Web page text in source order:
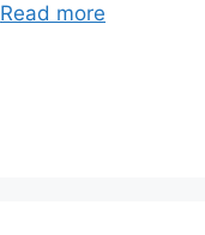
Read more